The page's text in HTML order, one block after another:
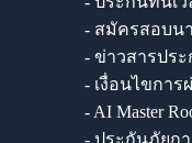
- สมัครสอบน
- ข่าวสารปร
- เงื่อนไขการ
- AI Master
- ประกันภัยก